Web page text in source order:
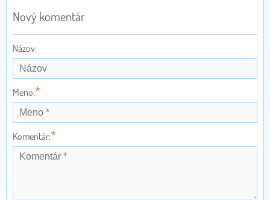
Nový komentár
Názov:
Meno:*
Komentár:*